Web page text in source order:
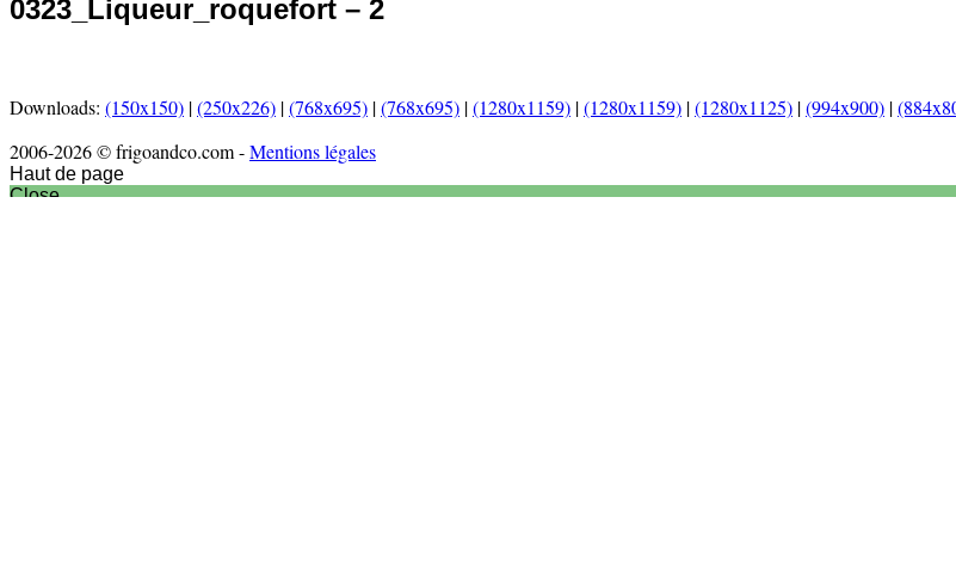
0323_Liqueur_roquefort – 2
Downloads: (150x150) |(250x226) |(768x695) |(768x695) |(1280x1159) |(1280x1159) |(1280x1125) |(994x900) |
2006-2026 © frigoandco.com -Mentions légales
Haut de page
Close